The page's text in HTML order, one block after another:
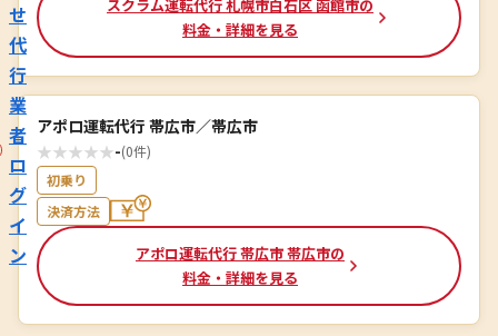
せ
代
行
業
者
ロ
グ
イ
ン
スクラム運転代行 札幌市白石区 函館市の
料金・詳細を見る
アポロ運転代行 帯広市／帯広市
★★★★★-(0件)
初乗り
決済方法
アポロ運転代行 帯広市 帯広市の
料金・詳細を見る